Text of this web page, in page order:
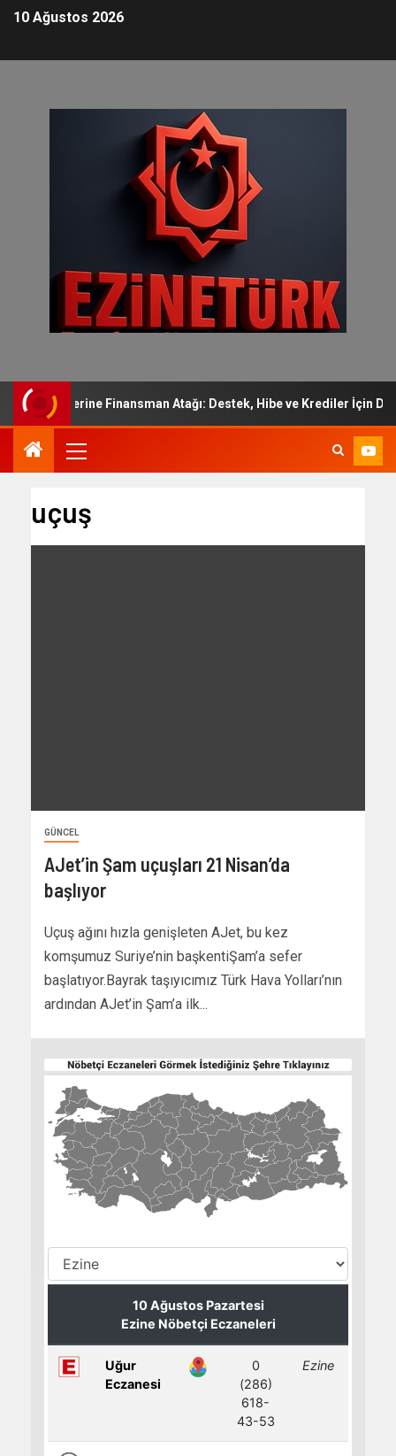
10 Ağustos 2026
Üyelerine Finansman Atağı: Destek, Hibe ve Krediler İçin Danışma
uçuş
GÜNCEL
AJet’in Şam uçuşları 21 Nisan’da
başlıyor
Uçuş ağını hızla genişleten AJet, bu kez
komşumuz Suriye’nin başkentiŞam’a sefer
başlatıyor.Bayrak taşıyıcımız Türk Hava Yolları’nın
ardından AJet’in Şam’a ilk...